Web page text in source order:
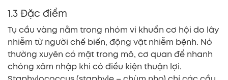
1.3 Đặc điểm
Tụ cầu vàng nằm trong nhóm vi khuẩn cơ hội do lây
nhiễm từ người chế biến, động vật nhiễm bệnh. Nó
thường xuyên có mặt trong mô, cơ quan để nhanh
chóng xâm nhập khi có điều kiện thuận lợi.